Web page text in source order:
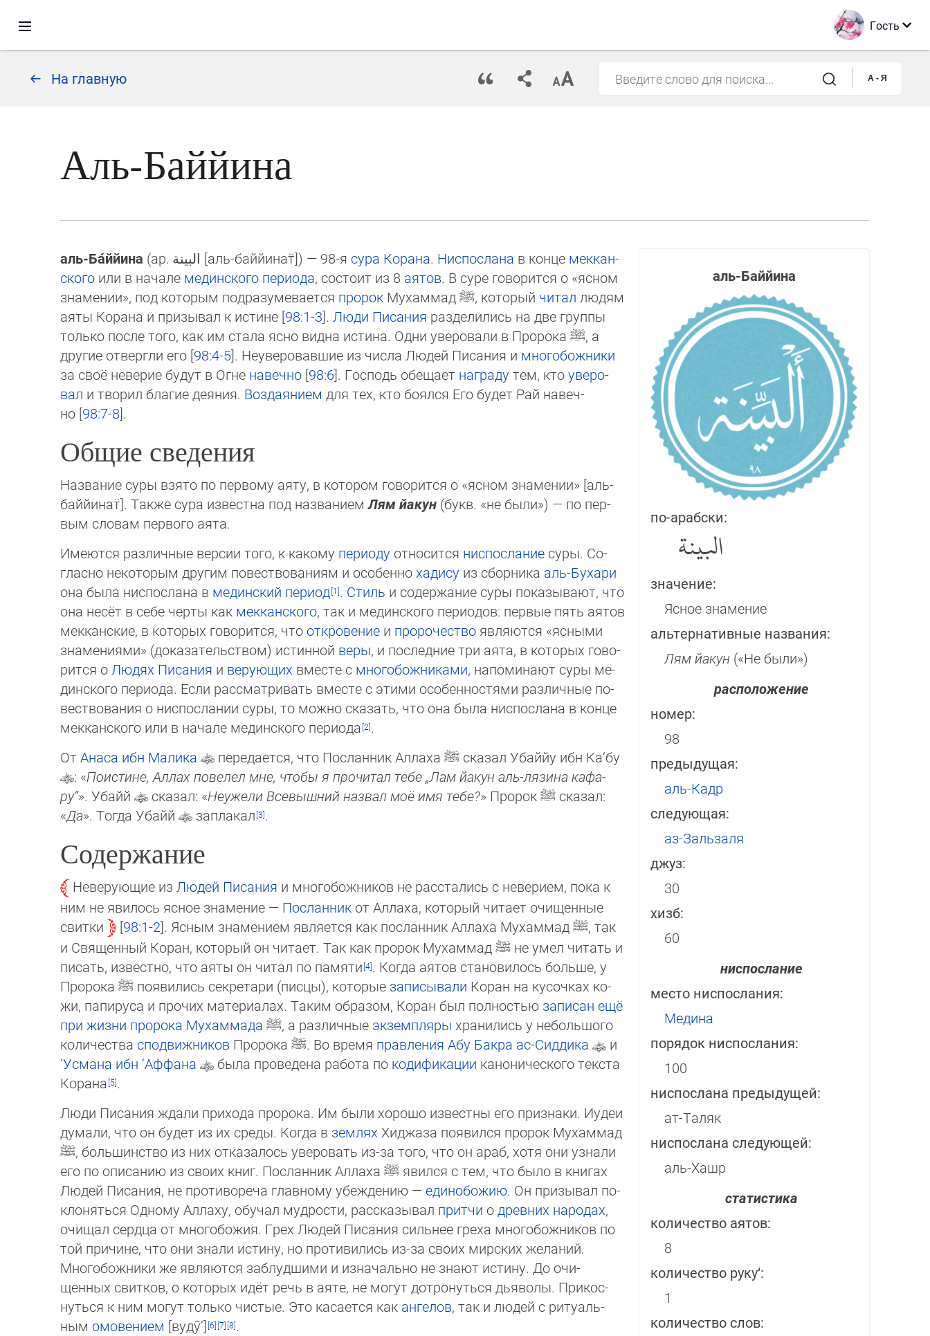
Гость
На главную A - Я
Аль-Баййина
аль-Баййина
по-арабски:
البينة
значение:
Ясное знамение
альтернативные названия:
Лям йакун («Не были»)
расположение
номер:
98
предыдущая:
аль-Кадр
следующая:
аз-Зальзаля
джуз:
30
хизб:
60
ниспослание
место ниспослания:
Медина
порядок ниспослания:
100
ниспослана предыдущей:
ат-Таляк
ниспослана следующей:
аль-Хашр
статистика
количество аятов:
8
количество руку‘:
1
количество слов:
аль-Ба́ййина (ар. البينة [аль-баййинат̈]‎) — 98-я су­ра Ко­рана. Ниспослана в конце мек­кан­
ско­го или в начале мединского периода, сос­тоит из 8 аятов. В суре говорится о «яс­ном
зна­ме­нии», под которым под­разу­ме­ва­ет­ся пророк Мухаммад ﷺ, ко­то­рый чи­тал лю­дям
аяты Ко­рана и при­зывал к ис­ти­не [98:1-3]. Люди Писания раз­де­ли­лись на две груп­пы
толь­ко пос­ле того, как им ста­ла яс­но вид­на исти­на. Од­ни уверовали в Про­ро­ка ﷺ, а
дру­гие от­вергли его [98:4-5]. Не­уве­ро­вав­шие из числа Лю­дей Писания и много­божни­ки
за своё не­ве­рие будут в Ог­не на­веч­но [98:6]. Господь обещает наг­ра­ду тем, ктоуве­ро­
вал и тво­рил бла­гие дея­ния. Воздаянием для тех, кто бо­ял­ся Его бу­дет Рай на­веч­
но [98:7-8].
Общие сведения
Название суры взято по первому аяту, в котором говорится о «ясном знамении» [аль-
баййинат̈]. Также сура известна под названиемЛям йакун (букв. «не были») — по пер­
вым словам первого аята.
Имеются различные версии того, к какому периоду относится ниспослание суры. Со­
глас­но некоторым другим повествованиям и особеннохадису из сборника аль-Буха­ри
она бы­ла ниспослана в мединский период . Стиль и содержание суры показыва­ют, что
она не­сёт в себе черты как мекканского, так и мединского периодов: первые пять аятов
мек­кан­ские, в которых говорится, чтооткровение и пророчество являются «яс­ны­ми
зна­мениями» (доказательством) истинной веры, и последние три аята, в ко­то­рых го­во­
рится о Людях Писания и верующих вместе с многобожниками, напомина­ют су­ры ме­
дин­ско­го периода. Если рассматривать вместе с этими особенностями раз­лич­ные по­
вество­ва­ния о нис­послании суры, то можно сказать, что она была нис­пос­ла­на в кон­це
мек­канского или в начале медин­ско­го пе­ри­ода
.
От Анаса ибн Малика передается, что Посланник Аллаха ﷺ сказал Убаййу ибн Ка‘бу
: «Поистине, Аллах повелел мне, что­бы я про­чи­тал тебе „Лам йакун аль-лязина ка­фа­
ру“». Убайй ска­зал: «Неужели Всевышний назвал моё имя тебе?» Про­рокﷺ ска­зал:
«Да». Тогда Убайй за­пла­кал .
Содержание
Неверующие из Людей Писания и многобожников не расстались с неверием, пока к
ним не явилось ясное знамение — Посланник от Аллаха, который читает очищенные
свитки
98:1-2 . Ясным знамением является как посланник Аллаха Мухаммадﷺ, так
и Священный Коран, который он читает. Так как пророк Мухаммадﷺ не умел читать и
пи­сать, известно, что аяты он читал по памя­ти
. Когда аятов становилось больше, у
Про­рока ﷺ появились секретари (писцы), которые записывали Коран на кусочках ко­
жи, папируса и прочих материалах. Таким образом, Коран был полностью записан ещё
при жизни пророка Мухаммада ﷺ, а различные экземпляры хранились у небольшого
ко­ли­чества спод­виж­ни­ков Пророка ﷺ. Во время правления Абу Бакра ас-Сиддика
и
‘Ус­ма­на ибн ‘Аффана
была про­ве­дена работа по кодификации канонического текста
Ко­ра­на
.
Люди Писания ждали прихода пророка. Им были хорошо известны его признаки. Иудеи
думали, что он будет из их среды. Когда в землях Хиджаза появился пророк Му­хам­мад
ﷺ, большинство из них отказалось уверовать из-за того, что он араб, хотя они уз­на­ли
его по описанию из своих книг. Посланник Аллаха ﷺ явился с тем, что было в кни­гах
Людей Писания, не противореча главному убеждению —единобожию. Он при­зы­вал по­
кло­нять­ся Одному Аллаху, обучал мудрости, рассказывал притчи одрев­них народах,
очищал сердца от многобожия. Грех Людей Писания сильнее греха мно­го­бож­ни­ков по
той причине, что они знали истину, но противились из-за своих мир­ских же­ла­ний.
Многобожники же являются заблудшими и изначально не знают исти­ну. До очи­
щенных свитков, о которых идёт речь в аяте, не могут дотронуться дья­во­лы. При­кос­
нуться к ним могут только чистые. Это касается как ангелов, так и людей с ри­ту­аль­
ным омо­вением [ву­д̣ӯ’]
.